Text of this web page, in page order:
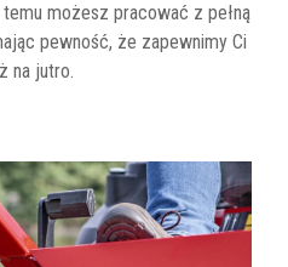
możesz pracować z pełną
pewność, że zapewnimy Ci
na jutro.